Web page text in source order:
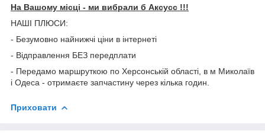
На Вашому місці - ми вибрали б Aксусс !!!
НАШІ ПЛЮСИ:
- Безумовно найнижчі ціни в інтернеті
- Відправлення БЕЗ передплати
- Передамо маршруткою по Херсонській області, в м Миколаїв
і Одеса - отримаєте запчастину через кілька годин.
Приховати